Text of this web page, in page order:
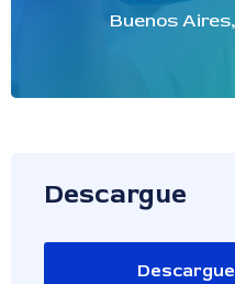
Buenos
Descargue